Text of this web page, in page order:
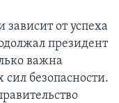
от успеха
президент
важна
сил безопасности.